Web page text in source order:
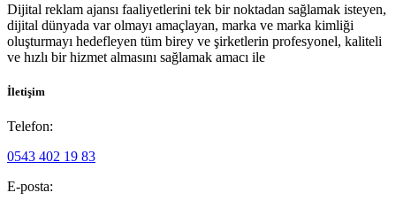
Dijital reklam ajansı faaliyetlerini tek bir noktadan sağlamak isteyen,
dijital dünyada var olmayı amaçlayan, marka ve marka kimliği
oluşturmayı hedefleyen tüm birey ve şirketlerin profesyonel, kaliteli
ve hızlı bir hizmet almasını sağlamak amacı ile
İletişim
Telefon:
0543 402 19 83
E-posta: